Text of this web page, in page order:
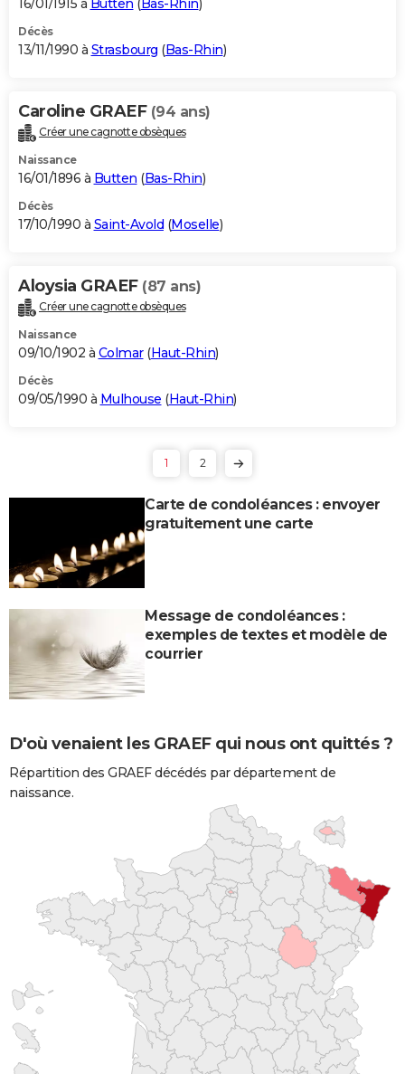
16/01/1915 à Butten (Bas-Rhin)
Décès
13/11/1990 à Strasbourg (Bas-Rhin)
Caroline GRAEF (94 ans)
Créer une cagnotte obsèques
Naissance
16/01/1896 à Butten (Bas-Rhin)
Décès
17/10/1990 à Saint-Avold (Moselle)
Aloysia GRAEF (87 ans)
Créer une cagnotte obsèques
Naissance
09/10/1902 à Colmar(Haut-Rhin)
Décès
09/05/1990 à Mulhouse (Haut-Rhin)
1 2
Carte de condoléances : envoyer
gratuitement une carte
Message de condoléances :
exemples de textes et modèle de
courrier
D'où venaient les GRAEF qui nous ont quittés ?
Répartition des GRAEF décédés par département de
naissance.